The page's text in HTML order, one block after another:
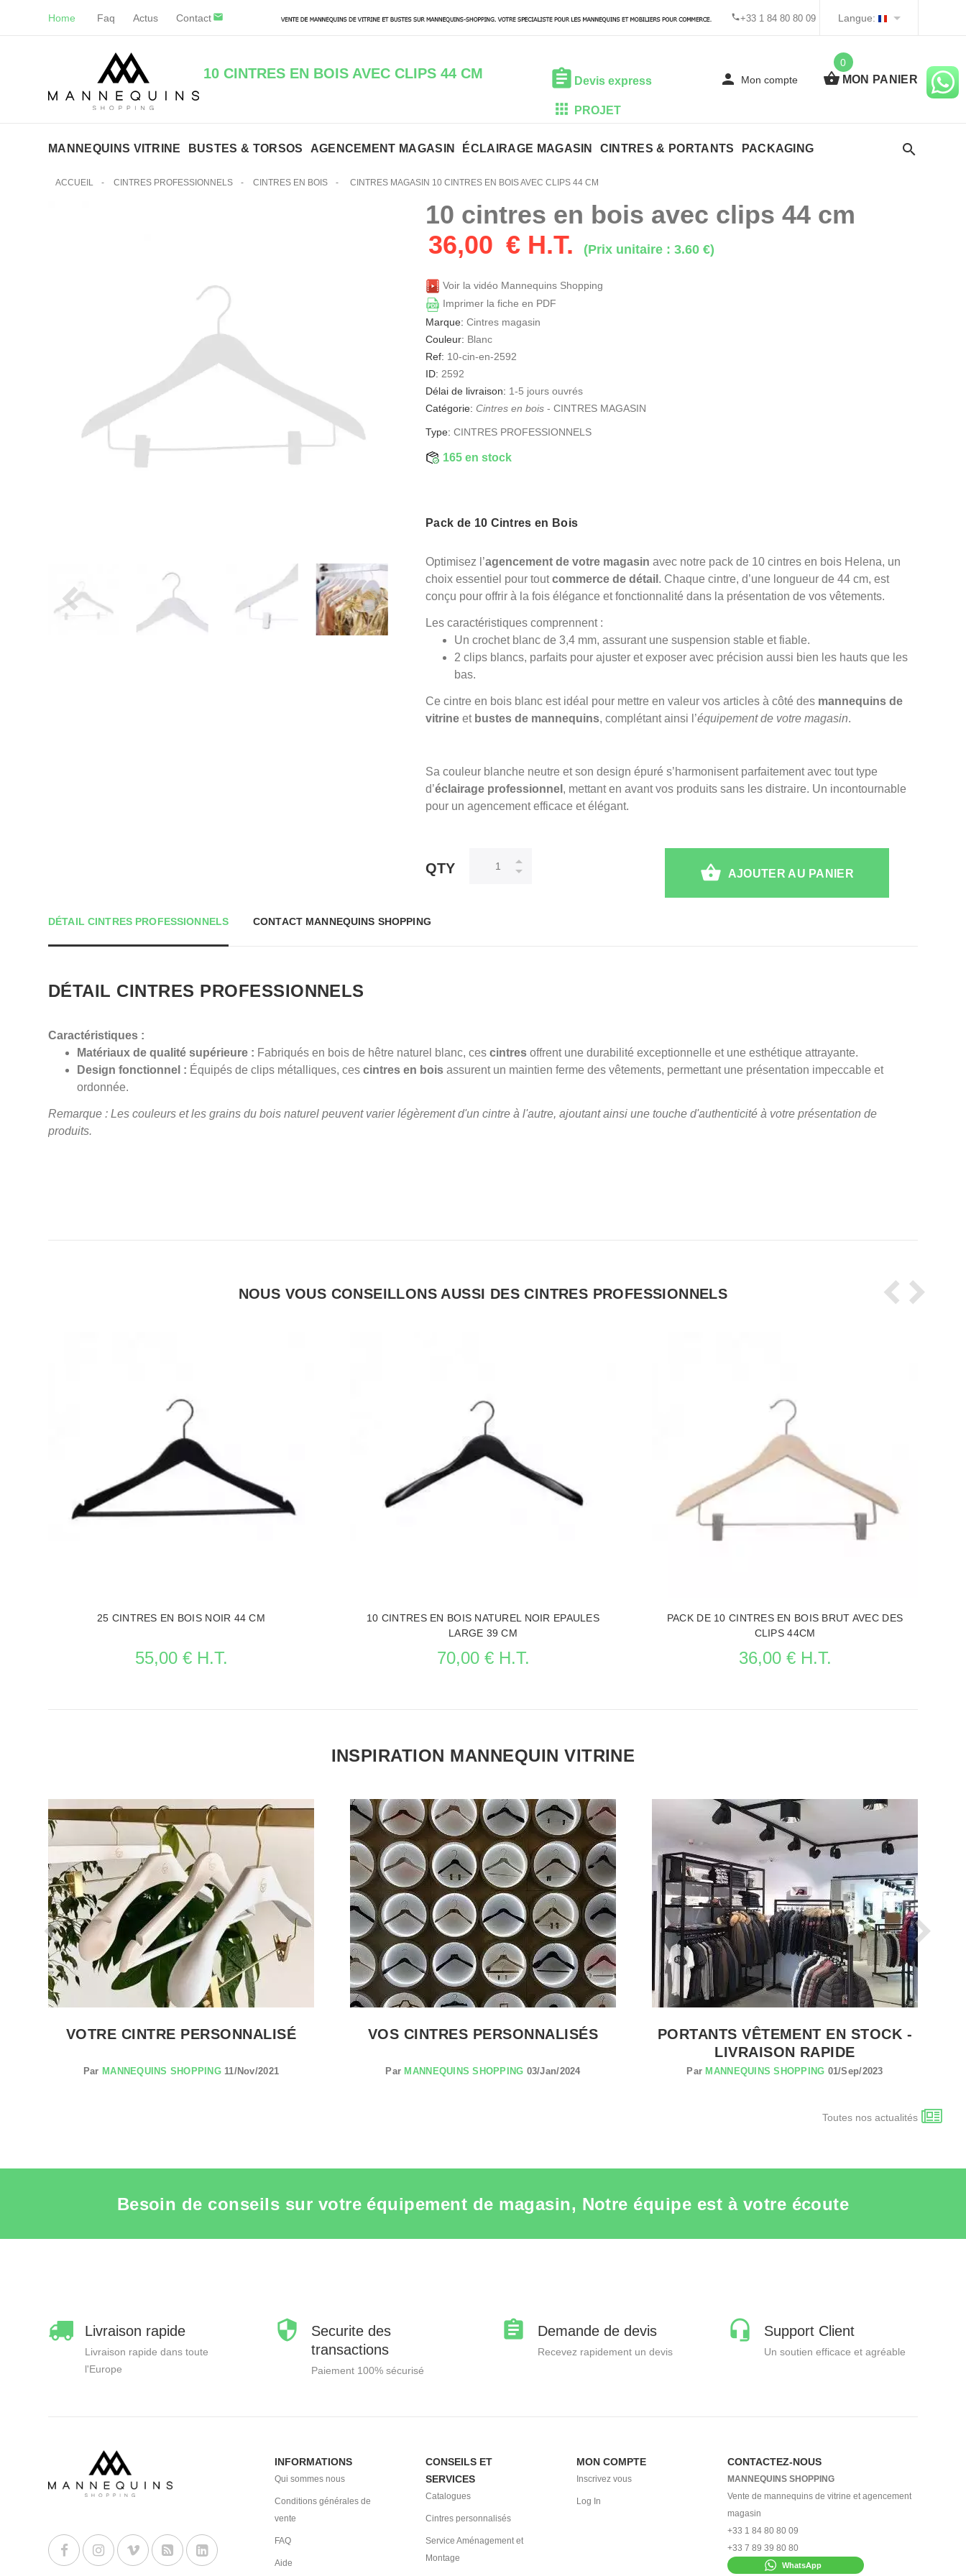
Home Faq Actus Contact +33 1 84 80 80 09 Langue:
10 CINTRES EN BOIS AVEC CLIPS 44 CM Devis express
PROJET
Mon compte
0
MON PANIER
MANNEQUINS VITRINE BUSTES & TORSOS AGENCEMENT MAGASIN ÉCLAIRAGE MAGASIN CINTRES & PORTANTS PACKAGING
ACCUEIL - CINTRES PROFESSIONNELS - CINTRES EN BOIS - CINTRES MAGASIN 10 CINTRES EN BOIS AVEC CLIPS 44 CM
10 cintres en bois avec clips 44 cm
36,00 € H.T. (Prix unitaire : 3.60 €)
Voir la vidéo Mannequins Shopping
Imprimer la fiche en PDF
Marque: Cintres magasin
Couleur: Blanc
Ref: 10-cin-en-2592
ID: 2592
Délai de livraison: 1-5 jours ouvrés
Catégorie: Cintres en bois - CINTRES MAGASIN
Type: CINTRES PROFESSIONNELS
165 en stock
Pack de 10 Cintres en Bois
Optimisez l’agencement de votre magasin avec notre pack de 10 cintres en bois Helena, un
choix essentiel pour toutcommerce de détail . Chaque cintre, d’une longueur de 44 cm, est
conçu pour offrir à la fois élégance et fonctionnalité dans la présentation de vos vêtements.
Les caractéristiques comprennent :
Un crochet blanc de 3,4 mm, assurant une suspension stable et fiable.
2 clips blancs, parfaits pour ajuster et exposer avec précision aussi bien les hauts que les
bas.
Ce cintre en bois blanc est idéal pour mettre en valeur vos articles à côté des mannequins de
vitrine et bustes de mannequins, complétant ainsi l’équipement de votre magasin.
Sa couleur blanche neutre et son design épuré s’harmonisent parfaitement avec tout type
d’éclairage professionnel , mettant en avant vos produits sans les distraire. Un incontournable
pour un agencement efficace et élégant.
QTY AJOUTER AU PANIER
DÉTAIL CINTRES PROFESSIONNELS CONTACT MANNEQUINS SHOPPING
DÉTAIL CINTRES PROFESSIONNELS
Caractéristiques :
Matériaux de qualité supérieure : Fabriqués en bois de hêtre naturel blanc, ces cintres offrent une durabilité exceptionnelle et une esthétique attrayante.
Design fonctionnel : Équipés de clips métalliques, ces cintres en bois assurent un maintien ferme des vêtements, permettant une présentation impeccable et
ordonnée.
Remarque : Les couleurs et les grains du bois naturel peuvent varier légèrement d'un cintre à l'autre, ajoutant ainsi une touche d'authenticité à votre présentation de
produits.
NOUS VOUS CONSEILLONS AUSSI DES CINTRES PROFESSIONNELS
25 CINTRES EN BOIS NOIR 44 CM
55,00 € H.T.
VOIR LA FICHE CINTRES PROFESSIONNELS
10 CINTRES EN BOIS NATUREL NOIR EPAULES
LARGE 39 CM
70,00 € H.T.
VOIR LA FICHE CINTRES PROFESSIONNELS
PACK DE 10 CINTRES EN BOIS BRUT AVEC DES
CLIPS 44CM
36,00 € H.T.
VOIR LA FICHE CINTRES PROFESSIONNELS
INSPIRATION MANNEQUIN VITRINE
VOTRE CINTRE PERSONNALISÉ
Par MANNEQUINS SHOPPING11/Nov/2021
VOS CINTRES PERSONNALISÉS
Par MANNEQUINS SHOPPING 03/Jan/2024
PORTANTS VÊTEMENT EN STOCK -
LIVRAISON RAPIDE
Par MANNEQUINS SHOPPING 01/Sep/2023
Toutes nos actualités
Besoin de conseils sur votre équipement de magasin, Notre équipe est à votre écoute
Livraison rapide
Livraison rapide dans toute
l'Europe
Securite des
transactions
Paiement 100% sécurisé
Demande de devis
Recevez rapidement un devis
Support Client
Un soutien efficace et agréable
INFORMATIONS
Qui sommes nous
Conditions générales de
vente
FAQ
Aide
CONSEILS ET
SERVICES
Catalogues
Cintres personnalisés
Service Aménagement et
Montage
MON COMPTE
Inscrivez vous
Log In
CONTACTEZ-NOUS
MANNEQUINS SHOPPING
Vente de mannequins de vitrine et agencement
magasin
+33 1 84 80 80 09
+33 7 89 39 80 80
WhatsApp